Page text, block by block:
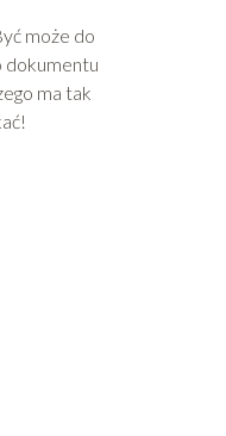
może do
dokumentu
ma tak